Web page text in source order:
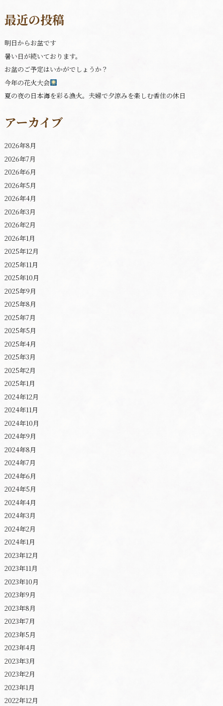
最近の投稿
明日からお盆です
暑い日が続いております。
お盆のご予定はいかがでしょうか？
今年の花火大会
夏の夜の日本海を彩る漁火。夫婦で夕涼みを楽しむ香住の休日
アーカイブ
2026年8月
2026年7月
2026年6月
2026年5月
2026年4月
2026年3月
2026年2月
2026年1月
2025年12月
2025年11月
2025年10月
2025年9月
2025年8月
2025年7月
2025年5月
2025年4月
2025年3月
2025年2月
2025年1月
2024年12月
2024年11月
2024年10月
2024年9月
2024年8月
2024年7月
2024年6月
2024年5月
2024年4月
2024年3月
2024年2月
2024年1月
2023年12月
2023年11月
2023年10月
2023年9月
2023年8月
2023年7月
2023年5月
2023年4月
2023年3月
2023年2月
2023年1月
2022年12月